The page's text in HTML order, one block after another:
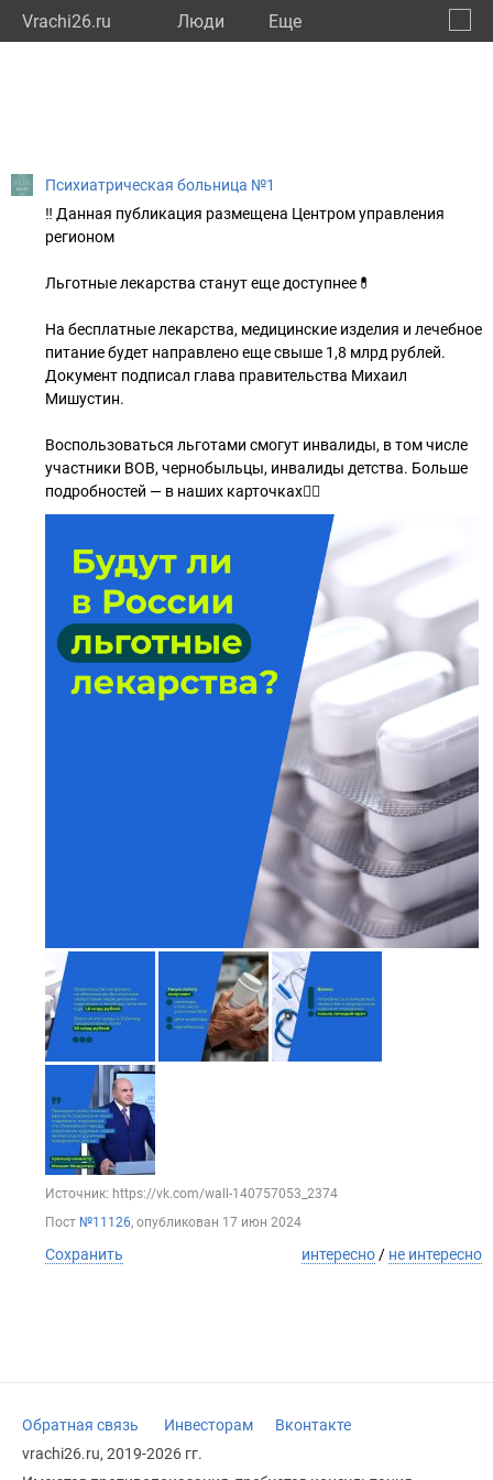
Vrachi26.ru Люди Eще
Психиатрическая больница №1
‼ Данная публикация размещена Центром управления
регионом
Льготные лекарства станут еще доступнее💊
На бесплатные лекарства, медицинские изделия и лечебное
питание будет направлено еще свыше 1,8 млрд рублей.
Документ подписал глава правительства Михаил
Мишустин.
Воспользоваться льготами смогут инвалиды, в том числе
участники ВОВ, чернобыльцы, инвалиды детства. Больше
подробностей — в наших карточках👇🏻
Источник: https://vk.com/wall-140757053_2374
Пост №11126, опубликован 17 июн 2024
Сохранить интересно / не интересно
Обратная связь Инвесторам
Вконтакте
vrachi26.ru, 2019-2026 гг.